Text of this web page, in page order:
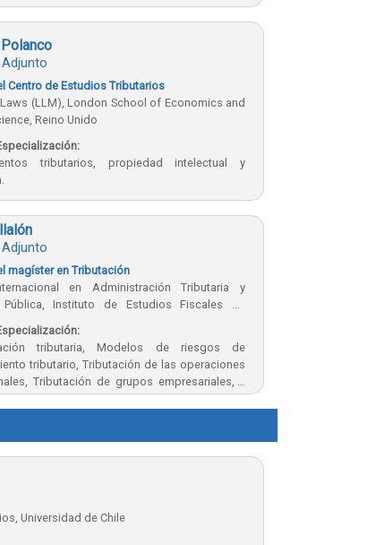
Centro de Estudios Tributarios
(LLM), London School of Economics and
Reino Unido
tributarios, propiedad intelectual y
magíster en Tributación
en Administración Tributaria y
Pública, Instituto de Estudios Fiscales de
tributaria, Modelos de riesgos de
tributario, Tributación de las operaciones
Tributación de grupos empresariales, y
del sector minero.
Universidad de Chile